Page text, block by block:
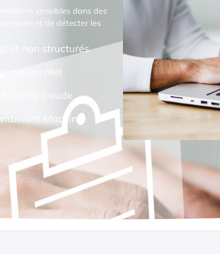
sensibles dans des
et de détecter les
et non structurés
temps réel
cas de fraude
Machine